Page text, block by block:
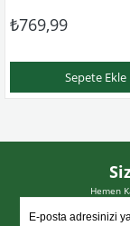
₺769,99
Sepete Ekle
Hemen